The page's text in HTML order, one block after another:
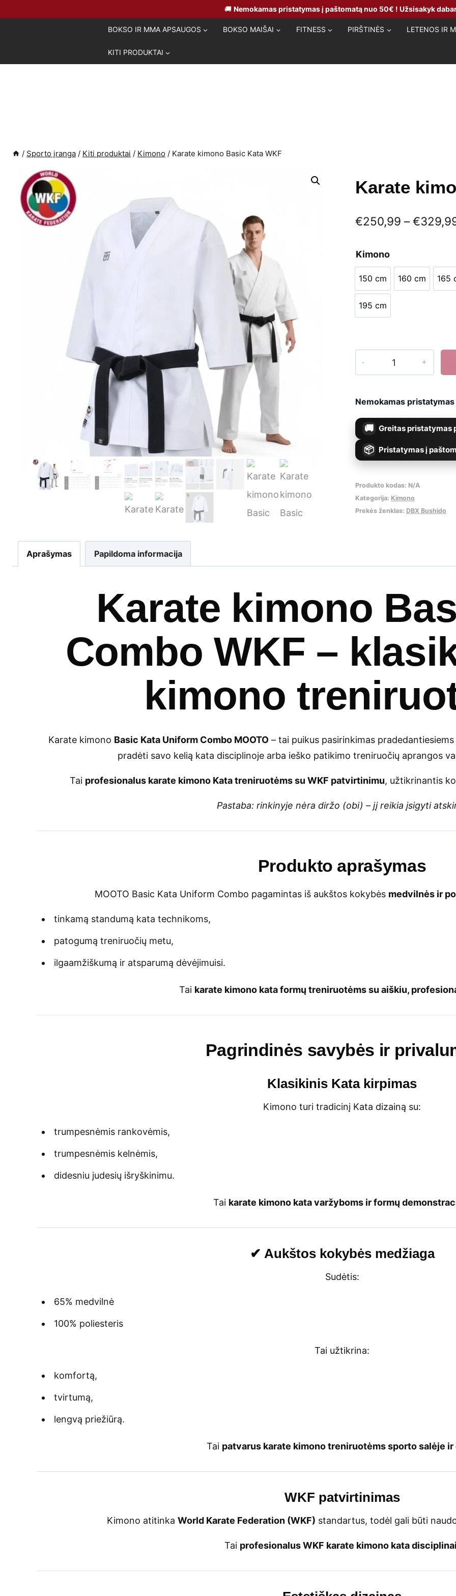
🚚 Nemokamas pristatymas į paštomatą nuo 50€ ! Užsisakyk
BOKSO IR MMA APSAUGOS BOKSO MAIŠAI FITNESS PIRŠTINĖS LETENOS IR
KITI PRODUKTAI
/ Sporto įranga / Kiti produktai / Kimono / Karate kimono Basic Kata WKF
Karate
€250,99 – €
Kimono
150 cm
150 cm
160 cm
160 cm
165
195 cm
195 cm
produkto
kiekis:
Basic
Kata
Nemokamas
Greitas pristatymas
Pristatymas į
Produkto kodas: N/A
Kategorija: Kimono
Prekės ženklas: DBX Bushido
Aprašymas Papildoma informacija
Karate kimono
Combo WKF –
kimono
Karate kimono Basic Kata Uniform Combo MOOTO – tai puikus pasirinkimas
pradėti savo kelią kata disciplinoje arba ieško patikimo treniruočių aprangos
Tai profesionalus karate kimono Kata treniruotėms su WKF patvirtinimu, užtikrinantis
Pastaba: rinkinyje nėra diržo (obi) – jį reikia įsigyti
Produkto aprašymas
MOOTO Basic Kata Uniform Combo pagamintas iš aukštos kokybės medvilnės ir
tinkamą standumą kata technikoms,
patogumą treniruočių metu,
ilgaamžiškumą ir atsparumą dėvėjimuisi.
Tai karate kimono kata formų treniruotėms su aiškiu,
Pagrindinės savybės ir
Klasikinis Kata kirpimas
Kimono turi tradicinį Kata dizainą su:
trumpesnėmis rankovėmis,
trumpesnėmis kelnėmis,
didesniu judesių išryškinimu.
Tai karate kimono kata varžyboms ir formų
✔ Aukštos kokybės medžiaga
Sudėtis:
65% medvilnė
100% poliesteris
Tai užtikrina:
komfortą,
tvirtumą,
lengvą priežiūrą.
Tai patvarus karate kimono treniruotėms sporto salėje ir
WKF patvirtinimas
Kimono atitinka World Karate Federation (WKF) standartus, todėl gali būti
Tai profesionalus WKF karate kimono kata disciplinai